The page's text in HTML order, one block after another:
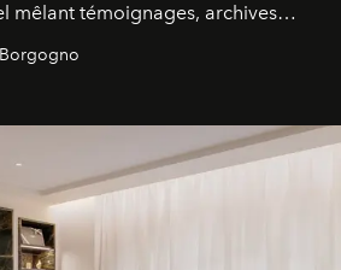
mêlant témoignages, archives
les coulisses d'un phénomène